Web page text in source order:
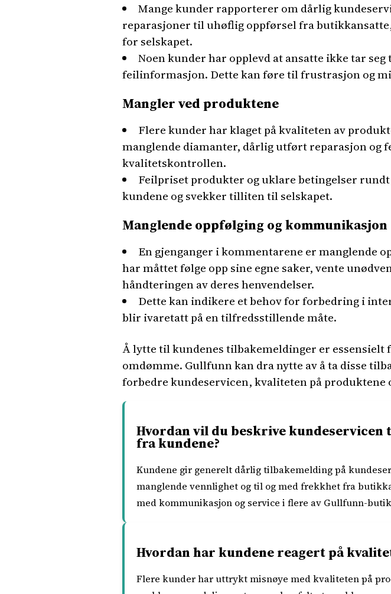
Mange kunder rapporterer om dårlig
reparasjoner til uhøflig oppførsel fra
for selskapet.
Noen kunder har opplevd at ansatte ikke tar
feilinformasjon. Dette kan føre til frustrasjon og
Mangler ved produktene
Flere kunder har klaget på kvaliteten av
manglende diamanter, dårlig utført reparasjon
kvalitetskontrollen.
Feilpriset produkter og uklare betingelser
kundene og svekker tilliten til selskapet.
Manglende oppfølging og kommunikasjon
En gjenganger i kommentarene er manglende
har måttet følge opp sine egne saker, vente
håndteringen av deres henvendelser.
Dette kan indikere et behov for forbedring i
blir ivaretatt på en tilfredsstillende måte.
Å lytte til kundenes tilbakemeldinger er essensielt
omdømme. Gullfunn kan dra nytte av å ta disse
forbedre kundeservicen, kvaliteten på
Hvordan vil du beskrive
fra kundene?
Kundene gir generelt dårlig tilbakemelding på
manglende vennlighet og til og med frekkhet fra
med kommunikasjon og service i flere av Gullfunn-
Hvordan har kundene reagert på
Flere kunder har uttrykt misnøye med kvaliteten på